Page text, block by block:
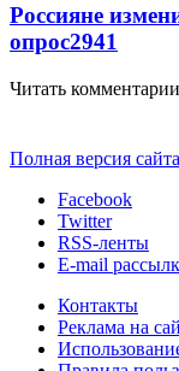
Россияне
опрос2941
Читать комментарии
Полная версия сайта
Facebook
Twitter
RSS-ленты
E-mail
Контакты
Реклама на